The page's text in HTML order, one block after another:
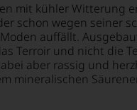
mit kühler Witterung
schon wegen seiner
auffällt.
Terroir und nicht die
aber rassig und
mineralischen